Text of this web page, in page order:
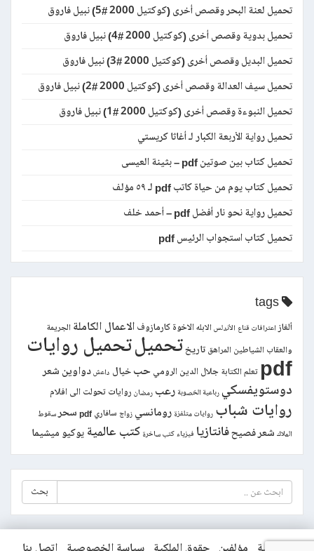
تحميل لعنة البحر وقصص أخرى (كوكتيل 2000 #5) نبيل فاروق
تحميل بدوية وقصص أخرى (كوكتيل 2000 #4) نبيل فاروق
تحميل البديل وقصص أخرى (كوكتيل 2000 #3) نبيل فاروق
تحميل سيف العدالة وقصص أخرى (كوكتيل 2000 #2) نبيل فاروق
تحميل النبوءة وقصص أخرى (كوكتيل 2000 #1) نبيل فاروق
تحميل رواية الأربعة الكبار لـ أغاثا كريستي
تحميل كتاب بين صوتين pdf – بثينة العيسى
تحميل كتاب يوم من حياة كاتب pdf لـ ٥٩ مؤلف
تحميل رواية نحو نار أفضل pdf – أحمد خلف
تحميل كتاب استجواب الرئيس pdf
ألغاز اعترافات قناع الأندلس الابلهالاخوة كارمازوف الاعمال الكاملة الجريمة
والعقاب الشياطين المراهق تاريختحميلتحميل روايات
pdf تعلم الكتابة جلال الدين الرومي حب خيال داعش دواوين شعر
دوستويفسكي رباعية الخصوبة رعب رمضان روايات تحولت الى افلام
روايات شباب روايات متلفزة رومانسي زواج سافاري pdf سحر سقوط
الملاك شعر فصيحفانتازيا فيزياء كتب ساخرة كتب عالمية يوكيو ميشيما
بحث